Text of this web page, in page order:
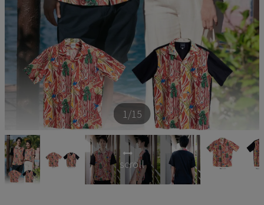
再入荷商品
アウトレット
サイズから探す
レーベルから探す
1 /15
scroll